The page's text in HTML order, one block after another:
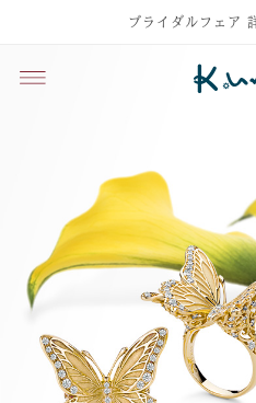
ブライダルフェア
オンラインで相談できる「ペットジ
2026.08.03
価格改定のお知らせ
2026.07.09
原作デビュー100周年を記念して、
した新作ジュエリーとK18イエロー
（8/3）
した新作ジュエリーとK18イエロ
『トイ・ストーリー』の仲間たちを
ールド製のミニスタチューが登場
2026.05.25
夏の手元を彩る、新作ブレスレッ
2026.05.22
身に着ける喜びを、日常のそばに。
モンドが登場しました（6/16）
横浜元町ショッピングストリート制
2021.02.10
【2/10】雑誌「いぬのきもち 3月
リーが紹介されました
2021.01.18
【1/17】日テレ「おしゃれイズム